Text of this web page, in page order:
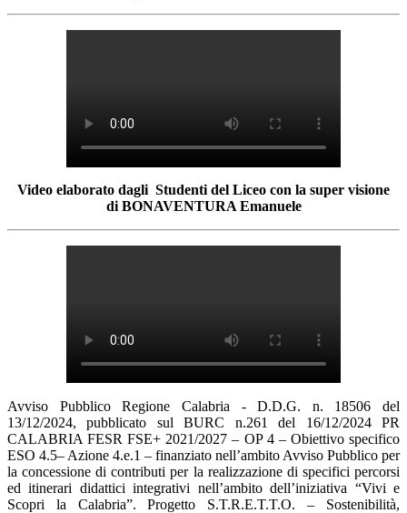
Video elaborato dagli Studenti del Liceo con la super visione
di BONAVENTURA Emanuele
Avviso Pubblico Regione Calabria - D.D.G. n. 18506 del
13/12/2024, pubblicato sul BURC n.261 del 16/12/2024 PR
CALABRIA FESR FSE+ 2021/2027 – OP 4 – Obiettivo specifico
ESO 4.5– Azione 4.e.1 – finanziato nell’ambito Avviso Pubblico per
la concessione di contributi per la realizzazione di specifici percorsi
ed itinerari didattici integrativi nell’ambito dell’iniziativa “Vivi e
Scopri la Calabria”. Progetto S.T.R.E.T.T.O. – Sostenibilità,